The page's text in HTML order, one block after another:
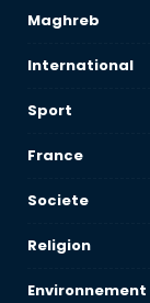
Maghreb
International
Sport
France
Societe
Religion
Environnement